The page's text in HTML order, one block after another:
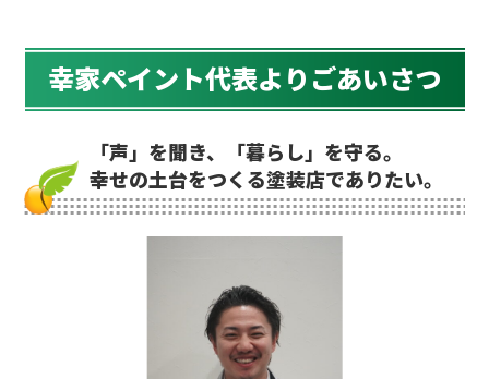
幸家ペイント代表よりごあいさつ
「声」を聞き、「暮らし」を守る。
幸せの土台をつくる塗装店でありたい。